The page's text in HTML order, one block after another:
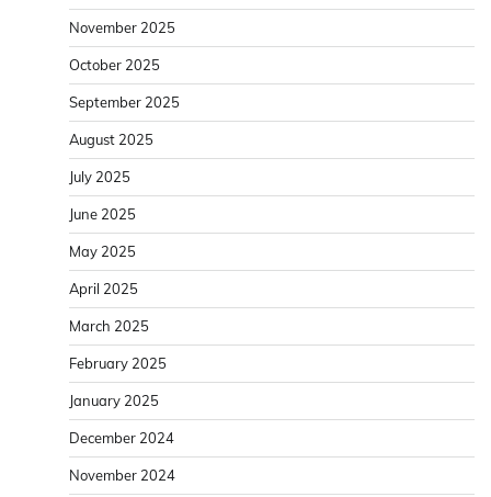
November 2025
October 2025
September 2025
August 2025
July 2025
June 2025
May 2025
April 2025
March 2025
February 2025
January 2025
December 2024
November 2024